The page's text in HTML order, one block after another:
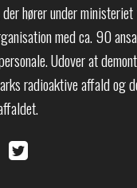
hører under
med ca. 90
Udover at
radioaktive affald og